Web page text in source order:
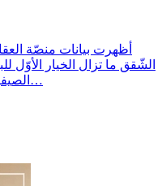
الشّقق ما تزال الخيار الأوّل
الصيفية، في حين تواصل جهة الوطن القبلي…